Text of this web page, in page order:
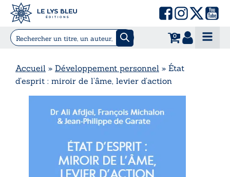
0
Accueil » Développement personnel » État
d’esprit : miroir de l’âme, levier d’action